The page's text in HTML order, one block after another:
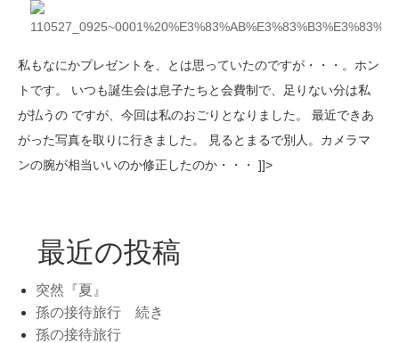
私もなにかプレゼントを、とは思っていたのですが・・・。ホン
トです。 いつも誕生会は息子たちと会費制で、足りない分は私
が払うの ですが、今回は私のおごりとなりました。 最近できあ
がった写真を取りに行きました。 見るとまるで別人。カメラマ
ンの腕が相当いいのか修正したのか・・・ ]]>
最近の投稿
突然『夏』
孫の接待旅行 続き
孫の接待旅行